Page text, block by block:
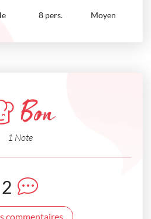
8 pers. Moyen
Bon
1 Note
2
commentaires